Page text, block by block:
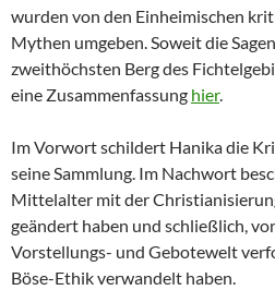
wurden von den Einheimischen
Mythen umgeben. Soweit die
zweithöchsten Berg des
eine Zusammenfassung hier.
Im Vorwort schildert Hanika die
seine Sammlung. Im Nachwort
Mittelalter mit der
geändert haben und schließlich,
Vorstellungs- und Gebotewelt
Böse-Ethik verwandelt haben.